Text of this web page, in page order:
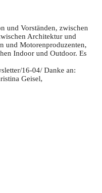
und Vorständen, zwischen
Architektur und
und Motorenproduzenten,
Indoor und Outdoor. Es
16-04/ Danke an:
Geisel,